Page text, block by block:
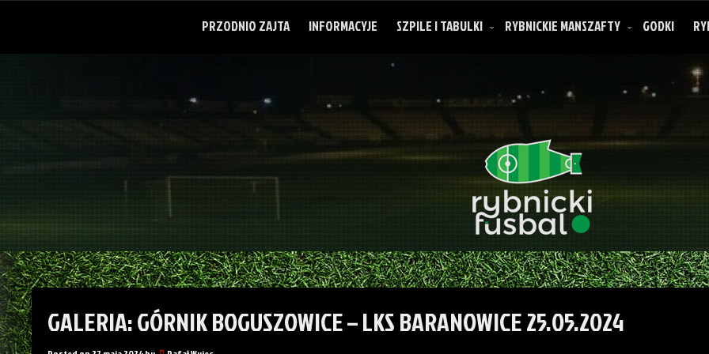
PRZODNIO ZAJTA INFORMACYJE SZPILE I TABULKI RYBNICKIE MANSZAFTY GODKI
O rybnickich manszaftach
GALERIA: GÓRNIK BOGUSZOWICE – LKS BARANOWICE 25.05.2024